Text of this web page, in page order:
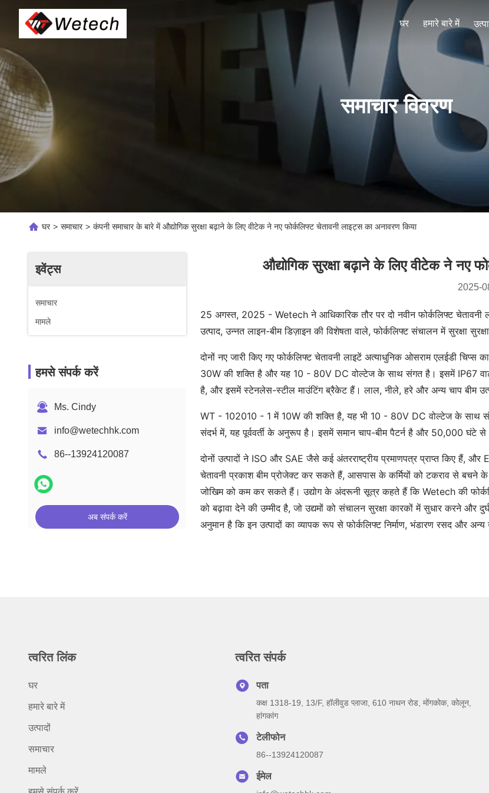
घर हमारे बारे में
समाचार विवरण
घर > समाचार > कंपनी समाचार के बारे में औद्योगिक सुरक्षा बढ़ाने के लिए वीटेक ने नए फोर्कलिफ्ट चेतावनी लाइट्स का अनावरण किया
इवेंट्स
समाचार
मामले
हमसे संपर्क करें
Ms. Cindy
info@wetechhk.com
86--13924120087
अब संपर्क करें
औद्योगिक सुरक्षा बढ़ाने के लिए वीटेक ने नए
2025-
25 अगस्त, 2025 - Wetech ने आधिकारिक तौर पर दो नवीन फोर्कलिफ्ट
उत्पाद, उन्नत लाइन-बीम डिज़ाइन की विशेषता वाले, फोर्कलिफ्ट संचालन में सुरक्षा
दोनों नए जारी किए गए फोर्कलिफ्ट चेतावनी लाइटें अत्याधुनिक ओसराम एलईडी
30W की शक्ति है और यह 10 - 80V DC वोल्टेज के साथ संगत है। इसमें IP67
है, और इसमें स्टेनलेस-स्टील माउंटिंग ब्रैकेट हैं। लाल, नीले, हरे और अन्य चाप बीम
WT - 102010 - 1 में 10W की शक्ति है, यह भी 10 - 80V DC वोल्टेज के साथ
संदर्भ में, यह पूर्ववर्ती के अनुरूप है। इसमें समान चाप-बीम पैटर्न है और 50,000 घंटे
दोनों उत्पादों ने ISO और SAE जैसे कई अंतरराष्ट्रीय प्रमाणपत्र प्राप्त किए हैं,
चेतावनी प्रकाश बीम प्रोजेक्ट कर सकते हैं, आसपास के कर्मियों को टकराव से
जोखिम को कम कर सकते हैं। उद्योग के अंदरूनी सूत्र कहते हैं कि Wetech की
को बढ़ावा देने की उम्मीद है, जो उद्यमों को संचालन सुरक्षा कारकों में सुधार करने
अनुमान है कि इन उत्पादों का व्यापक रूप से फोर्कलिफ्ट निर्माण, भंडारण रसद और अन्य
त्वरित लिंक
घर
हमारे बारे में
उत्पादों
समाचार
मामले
त्वरित संपर्क
पता
कक्ष 1318-19, 13/F, हॉलीवुड प्लाजा, 610 नाथन रोड, मोंगकोक, कोलून,
हांगकांग
टेलीफोन
86--13924120087
ईमेल